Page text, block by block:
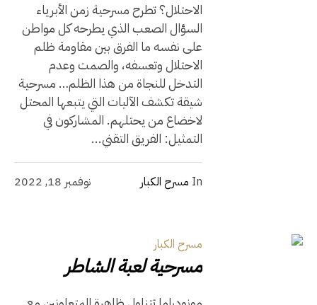
الاحتلال؟ تطرح مسرحية زمن الأبرياء
السؤال الصعب الذي يطرحه كل مواطن
على نفسه ما الفرق بين مقاومة ظلم
الاحتلال وتعسفه، والصمت وعدم
التدخل للنجاة من هذا الظلم… مسرحية
شيقة تكشف الآليات التي يتبعها المحتل
لاخضاع من يحتلهم. المشاركون في
التمثيل: الفريق التقني...
نوفمبر 18, 2022 In مسرح الكبار
مسرح الكبار
مسرحية لعبة الشاطر